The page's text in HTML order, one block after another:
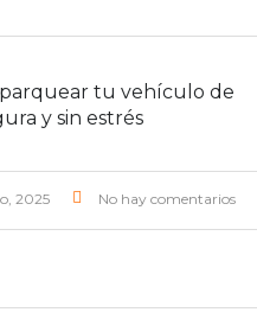
parquear tu vehículo de
y sin estrés
2025 No hay comentarios